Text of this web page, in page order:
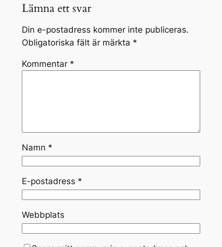
Lämna ett svar
Din e-postadress kommer inte publiceras.
Obligatoriska fält är märkta *
Kommentar *
Namn *
E-postadress *
Webbplats